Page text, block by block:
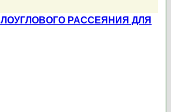
РАССЕЯНИЯ ДЛЯ